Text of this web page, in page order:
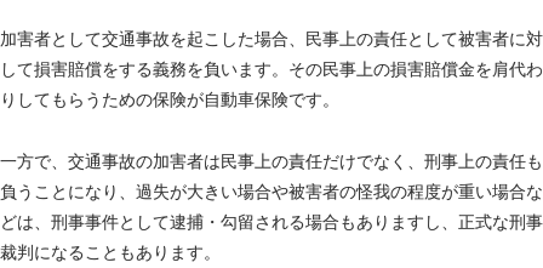
加害者として交通事故を起こした場合、民事上の責任として被害者に対
して損害賠償をする義務を負います。その民事上の損害賠償金を肩代わ
りしてもらうための保険が自動車保険です。
一方で、交通事故の加害者は民事上の責任だけでなく、刑事上の責任も
負うことになり、過失が大きい場合や被害者の怪我の程度が重い場合な
どは、刑事事件として逮捕・勾留される場合もありますし、正式な刑事
裁判になることもあります。